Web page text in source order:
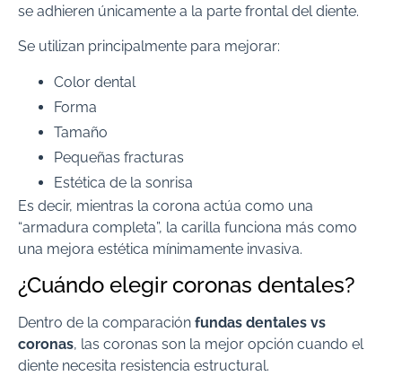
se adhieren únicamente a la parte frontal del diente.
Se utilizan principalmente para mejorar:
Color dental
Forma
Tamaño
Pequeñas fracturas
Estética de la sonrisa
Es decir, mientras la corona actúa como una
“armadura completa”, la carilla funciona más como
una mejora estética mínimamente invasiva.
¿Cuándo elegir coronas dentales?
Dentro de la comparación fundas dentales vs
coronas, las coronas son la mejor opción cuando el
diente necesita resistencia estructural.